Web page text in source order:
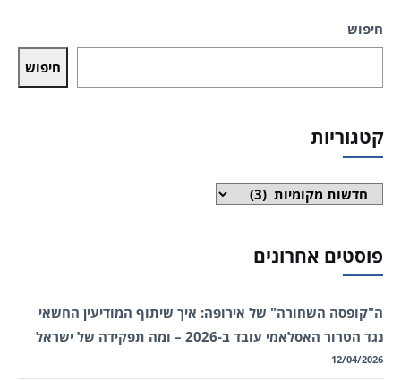
חיפוש
חיפוש
קטגוריות
קטגוריות
פוסטים אחרונים
ה"קופסה השחורה" של אירופה: איך שיתוף המודיעין החשאי
נגד הטרור האסלאמי עובד ב-2026 – ומה תפקידה של ישראל
12/04/2026